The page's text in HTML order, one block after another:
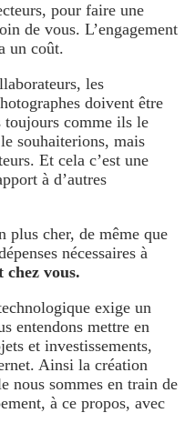
pour faire une
de vous. L’engagement
un coût.
les
doivent être
toujours comme ils le
souhaiterions, mais
Et cela c’est une
à d’autres
plus cher, de même que
nécessaires à
chez vous.
exige un
entendons mettre en
et investissements,
Ainsi la création
nous sommes en train de
à ce propos, avec